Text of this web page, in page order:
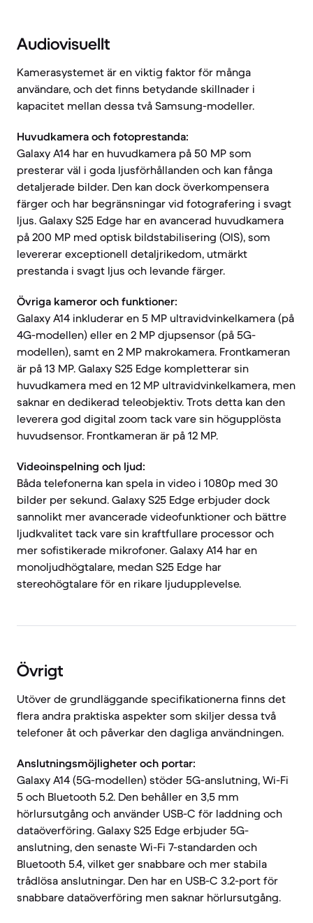
Audiovisuellt
Kamerasystemet är en viktig faktor för många
användare, och det finns betydande skillnader i
kapacitet mellan dessa två Samsung-modeller.
Huvudkamera och fotoprestanda:
Galaxy A14 har en huvudkamera på 50 MP som
presterar väl i goda ljusförhållanden och kan fånga
detaljerade bilder. Den kan dock överkompensera
färger och har begränsningar vid fotografering i svagt
ljus. Galaxy S25 Edge har en avancerad huvudkamera
på 200 MP med optisk bildstabilisering (OIS), som
levererar exceptionell detaljrikedom, utmärkt
prestanda i svagt ljus och levande färger.
Övriga kameror och funktioner:
Galaxy A14 inkluderar en 5 MP ultravidvinkelkamera (på
4G-modellen) eller en 2 MP djupsensor (på 5G-
modellen), samt en 2 MP makrokamera. Frontkameran
är på 13 MP. Galaxy S25 Edge kompletterar sin
huvudkamera med en 12 MP ultravidvinkelkamera, men
saknar en dedikerad teleobjektiv. Trots detta kan den
leverera god digital zoom tack vare sin högupplösta
huvudsensor. Frontkameran är på 12 MP.
Videoinspelning och ljud:
Båda telefonerna kan spela in video i 1080p med 30
bilder per sekund. Galaxy S25 Edge erbjuder dock
sannolikt mer avancerade videofunktioner och bättre
ljudkvalitet tack vare sin kraftfullare processor och
mer sofistikerade mikrofoner. Galaxy A14 har en
monoljudhögtalare, medan S25 Edge har
stereohögtalare för en rikare ljudupplevelse.
Övrigt
Utöver de grundläggande specifikationerna finns det
flera andra praktiska aspekter som skiljer dessa två
telefoner åt och påverkar den dagliga användningen.
Anslutningsmöjligheter och portar:
Galaxy A14 (5G-modellen) stöder 5G-anslutning, Wi-Fi
5 och Bluetooth 5.2. Den behåller en 3,5 mm
hörlursutgång och använder USB-C för laddning och
dataöverföring. Galaxy S25 Edge erbjuder 5G-
anslutning, den senaste Wi-Fi 7-standarden och
Bluetooth 5.4, vilket ger snabbare och mer stabila
trådlösa anslutningar. Den har en USB-C 3.2-port för
snabbare dataöverföring men saknar hörlursutgång.